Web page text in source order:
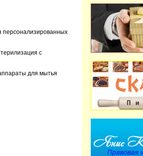
персонализированных
с
для мытья